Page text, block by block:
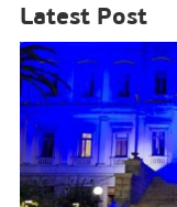
Latest Post